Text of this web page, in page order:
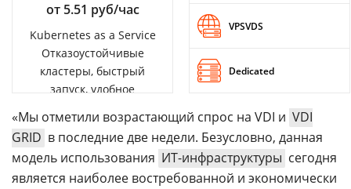
от 5.51 руб/час
Kubernetes as a Service
Отказоустойчивые
кластеры, быстрый
запуск, удобное
VPSVDS
Dedicated
«Мы отметили возрастающий спрос на VDI и VDI
GRID в последние две недели. Безусловно, данная
модель использования ИТ-инфраструктуры сегодня
является наиболее востребованной и экономически